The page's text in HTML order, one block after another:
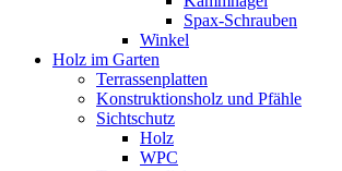
Spax-Schrauben
Winkel
Holz im Garten
Terrassenplatten
Konstruktionsholz und Pfähle
Sichtschutz
Holz
WPC